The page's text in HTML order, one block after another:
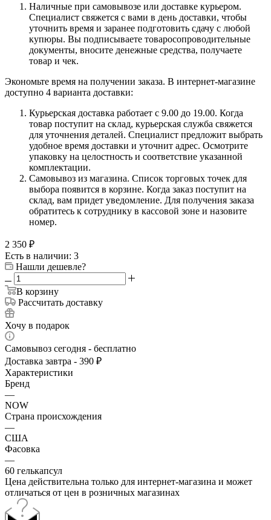
Наличные при самовывозе или доставке курьером.
Специалист свяжется с вами в день доставки, чтобы
уточнить время и заранее подготовить сдачу с любой
купюры. Вы подписываете товаросопроводительные
документы, вносите денежные средства, получаете
товар и чек.
Экономьте время на получении заказа. В интернет-магазине
доступно 4 варианта доставки:
Курьерская доставка работает с 9.00 до 19.00. Когда
товар поступит на склад, курьерская служба свяжется
для уточнения деталей. Специалист предложит выбрать
удобное время доставки и уточнит адрес. Осмотрите
упаковку на целостность и соответствие указанной
комплектации.
Самовывоз из магазина. Список торговых точек для
выбора появится в корзине. Когда заказ поступит на
склад, вам придет уведомление. Для получения заказа
обратитесь к сотруднику в кассовой зоне и назовите
номер.
2 350 ₽
Есть в наличии: 3
Нашли дешевле?
В корзину
Рассчитать доставку
Хочу в подарок
Самовывоз сегодня - бесплатно
Доставка завтра - 390 ₽
Характеристики
Бренд
—
NOW
Страна происхождения
—
США
Фасовка
—
60 гелькапсул
Цена действительна только для интернет-магазина и может
отличаться от цен в розничных магазинах